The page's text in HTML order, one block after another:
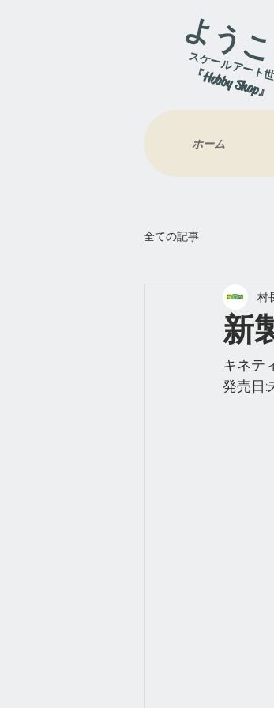
よう
スケールアート
『Hobby Shop』
ホーム
全ての記事
新
村
キネテ
発売日: